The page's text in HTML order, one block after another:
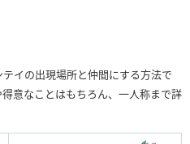
イの出現場所と仲間にする方法で
意なことはもちろん、一人称まで詳